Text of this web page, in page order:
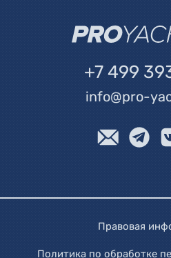
+7 499
info@pro-
Правовая
Политика по обработке